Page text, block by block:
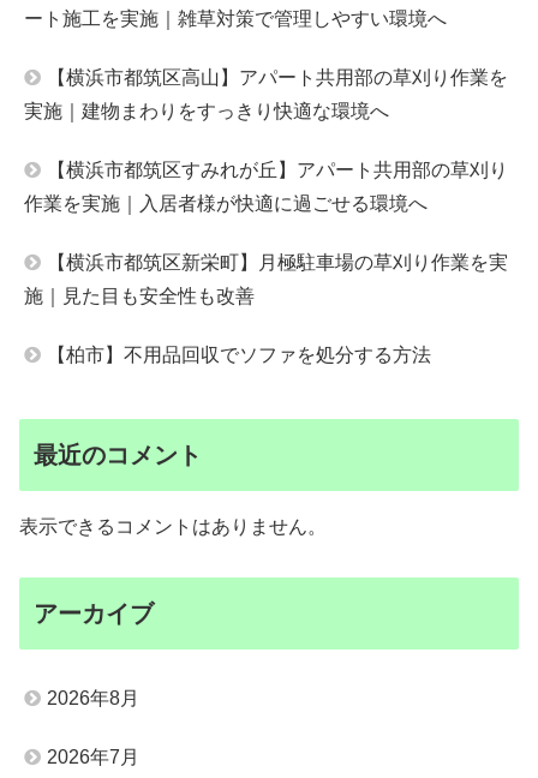
ート施工を実施｜雑草対策で管理しやすい環境へ
【横浜市都筑区高山】アパート共用部の草刈り作業を
実施｜建物まわりをすっきり快適な環境へ
【横浜市都筑区すみれが丘】アパート共用部の草刈り
作業を実施｜入居者様が快適に過ごせる環境へ
【横浜市都筑区新栄町】月極駐車場の草刈り作業を実
施｜見た目も安全性も改善
【柏市】不用品回収でソファを処分する方法
最近のコメント
表示できるコメントはありません。
アーカイブ
2026年8月
2026年7月